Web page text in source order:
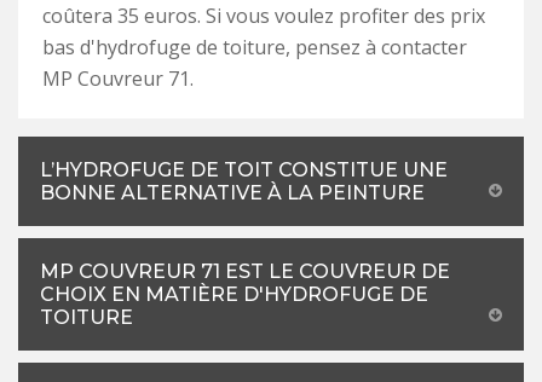
coûtera 35 euros. Si vous voulez profiter des prix
bas d'hydrofuge de toiture, pensez à contacter
MP Couvreur 71.
L’HYDROFUGE DE TOIT CONSTITUE UNE
BONNE ALTERNATIVE À LA PEINTURE
MP COUVREUR 71 EST LE COUVREUR DE
CHOIX EN MATIÈRE D'HYDROFUGE DE
TOITURE